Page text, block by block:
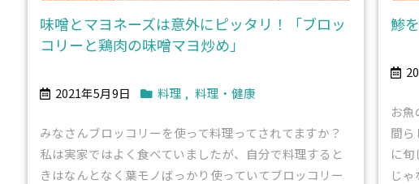
味噌とマヨネーズは意外にピッタリ！「ブロッ
コリーと鶏肉の味噌マヨ炒め」
2021年5月9日 料理 , 料理・健康
みなさんブロッコリーを使って料理ってされてますか？
私は実家ではよく食べていましたが、自分で料理すると
きはなんとなく葉モノばっかり使っていてブロッコリー
鯵
お
間ら
に
じゃ